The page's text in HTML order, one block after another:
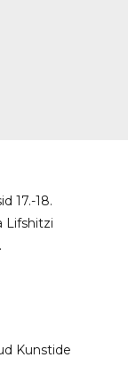
17.-18.
Lifshitzi
Kunstide